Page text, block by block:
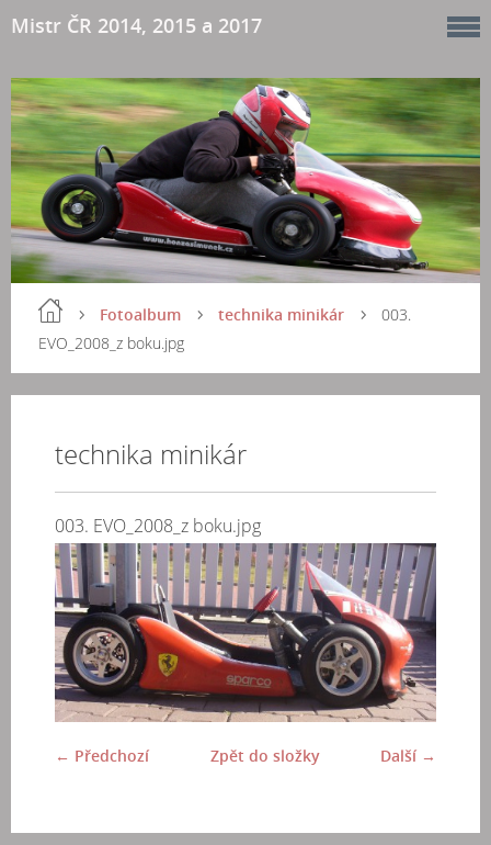
Mistr ČR 2014, 2015 a 2017
Fotoalbum technika minikár
003.
EVO_2008_z boku.jpg
technika minikár
003. EVO_2008_z boku.jpg
← Předchozí Další →
Zpět do složky